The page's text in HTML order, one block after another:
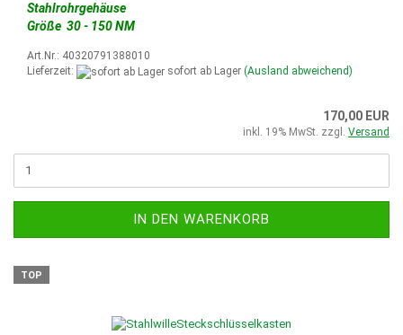
Stahlrohrgehäuse
Größe 30 - 150 NM
Art.Nr.: 40320791388010
Lieferzeit:
sofort ab Lager (Ausland abweichend)
170,00 EUR
inkl. 19% MwSt. zzgl. Versand
IN DEN WARENKORB
TOP